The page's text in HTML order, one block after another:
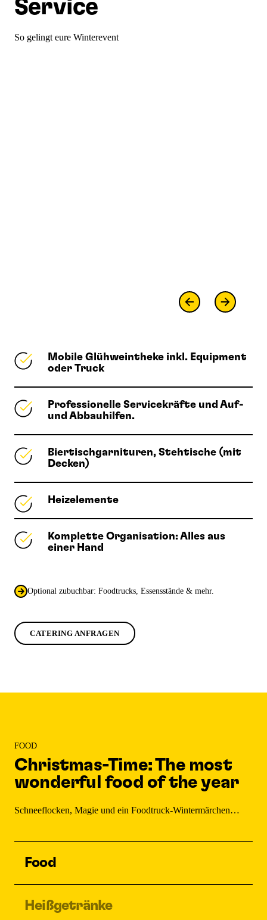
Service
So gelingt eure Winterevent
Mobile Glühweintheke inkl. Equipment
oder Truck
Professionelle Servicekräfte und Auf-
und Abbauhilfen.
Biertischgarnituren, Stehtische (mit
Decken)
Heizelemente
Komplette Organisation: Alles aus
einer Hand
Optional zubuchbar: Foodtrucks, Essensstände & mehr.
CATERING ANFRAGEN
FOOD
Christmas-Time: The most
wonderful food of the year
Schneeflocken, Magie und ein Foodtruck-Wintermärchen…
Food
Heißgetränke